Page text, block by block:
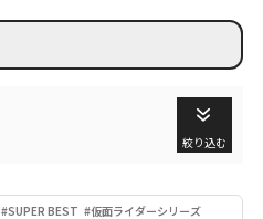
絞り込む
#SUPER BEST #仮面ライダーシリーズ